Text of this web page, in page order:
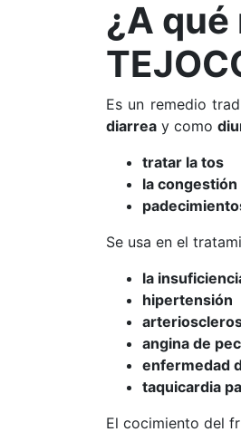
¿A
Es un remedio
diarrea y como
tratar la tos
la
Se usa en el
la
hipertensión
angina de
enfermedad
taquicardia
El cocimiento del